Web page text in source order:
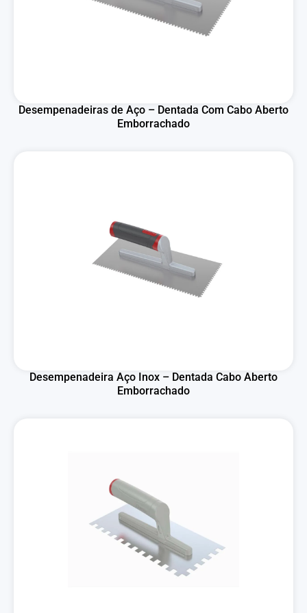
Desempenadeiras de Aço – Dentada Com Cabo Aberto
Emborrachado
Desempenadeira Aço Inox – Dentada Cabo Aberto
Emborrachado